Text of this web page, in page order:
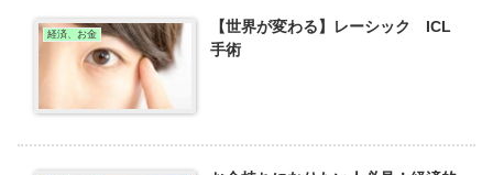
経済、お金
【世界が変わる】レーシック ICL
手術